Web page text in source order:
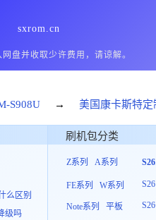
sxrom.cn
盘并收取少许费用，请谅解。
S908U → 美国康卡斯特定
么区别
级吗
刷机包分类
Z系列 A系列
FE系列 W系列
Note系列
平板
S26